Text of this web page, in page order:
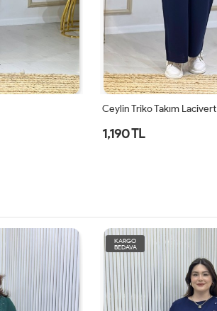
Ceylin Triko Takım Lacivert
1,190 TL
KARGO
BEDAVA